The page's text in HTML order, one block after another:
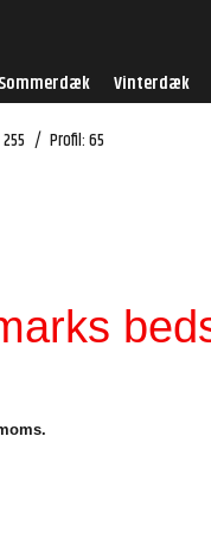
Sommerdæk Vinterdæk
/ Profil: 65